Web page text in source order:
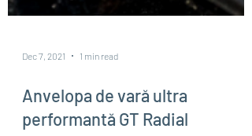
Anvelopa de vară ultra